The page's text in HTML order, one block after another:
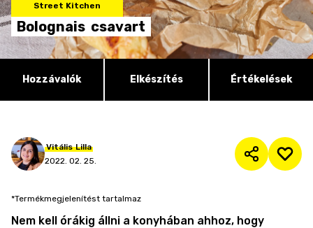
Street Kitchen
Bolognais csavart
Hozzávalók Elkészítés Értékelések
Vitális Lilla
2022. 02. 25.
*Termékmegjelenítést tartalmaz
Nem kell órákig állni a konyhában ahhoz, hogy